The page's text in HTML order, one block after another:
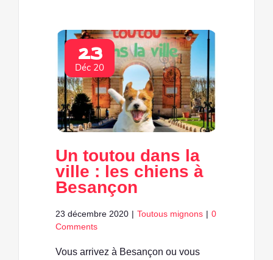
23
Déc 20
Un toutou dans la
ville : les chiens à
Besançon
23 décembre 2020 | Toutous mignons | 0
Comments
Vous arrivez à Besançon ou vous